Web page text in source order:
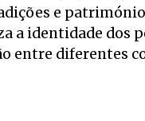
e
a identidade dos
entre diferentes